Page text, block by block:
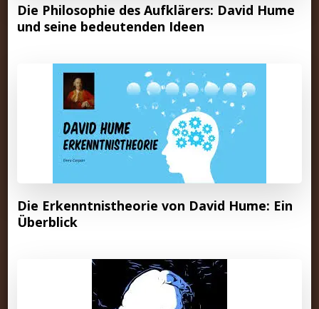
Die Philosophie des Aufklärers: David Hume
und seine bedeutenden Ideen
Die Erkenntnistheorie von David Hume: Ein
Überblick